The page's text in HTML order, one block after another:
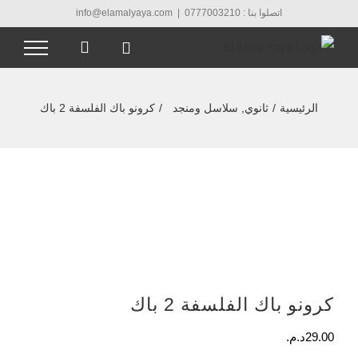
اتصلوا بنا : 0777003210 info@elamalyaya.com
الرئيسية / ثانوي, سلاسل ومنجد / كرونو باك الفلسفة 2 باك
كرونو باك الفلسفة 2 باك
29.00د.م.